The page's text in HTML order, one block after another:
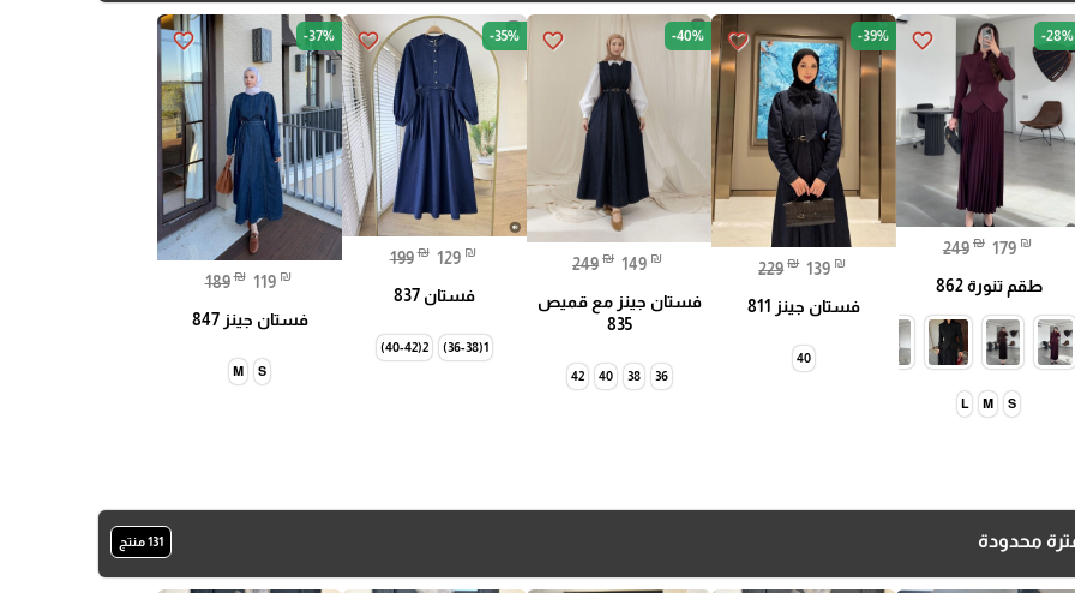
favorite_border -28%
249 ₪ 179 ₪
طقم تنورة 862
S
M
L
favorite_border -39%
229 ₪ 139 ₪
فستان جينز 811
40
favorite_border -40%
249 ₪ 149 ₪
فستان جينز مع قميص
835
36
38
40
42
favorite_border -35%
199 ₪ 129 ₪
فستان 837
1(36-38)
2(40-42)
favorite_border -37%
189 ₪ 119 ₪
فستان جينز 847
S
M
محدودة 131 منتج